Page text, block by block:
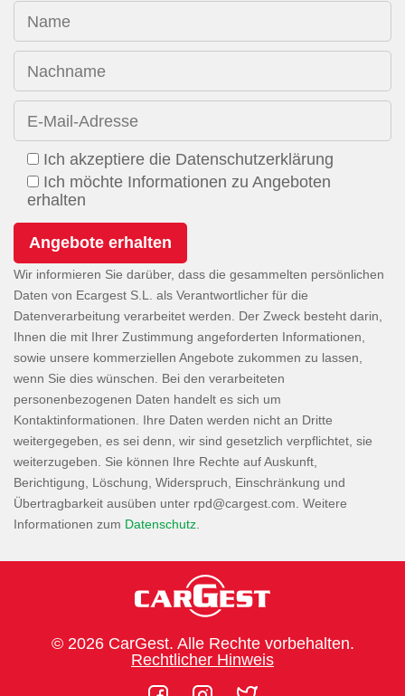
Name
Nachname
E-Mail-Adresse
Ich akzeptiere die Datenschutzerklärung
Ich möchte Informationen zu Angeboten
erhalten
Wir informieren Sie darüber, dass die gesammelten persönlichen
Daten von Ecargest S.L. als Verantwortlicher für die
Datenverarbeitung verarbeitet werden. Der Zweck besteht darin,
Ihnen die mit Ihrer Zustimmung angeforderten Informationen,
sowie unsere kommerziellen Angebote zukommen zu lassen,
wenn Sie dies wünschen. Bei den verarbeiteten
personenbezogenen Daten handelt es sich um
Kontaktinformationen. Ihre Daten werden nicht an Dritte
weitergegeben, es sei denn, wir sind gesetzlich verpflichtet, sie
weiterzugeben. Sie können Ihre Rechte auf Auskunft,
Berichtigung, Löschung, Widerspruch, Einschränkung und
Übertragbarkeit ausüben unter
. Weitere
Informationen zum Datenschutz
© 2026 CarGest. Alle Rechte vorbehalten.
Rechtlicher Hinweis